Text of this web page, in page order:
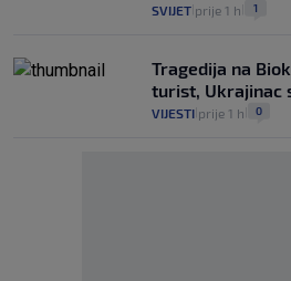
SVIJET prije 1 h 1
Tragedija na
turist, Ukrajinac
VIJESTI prije 1 h 0